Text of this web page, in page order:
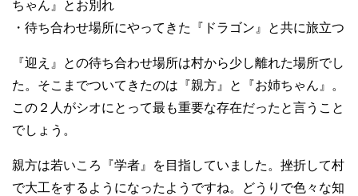
ちゃん』とお別れ
・待ち合わせ場所にやってきた『ドラゴン』と共に旅立つ
『迎え』との待ち合わせ場所は村から少し離れた場所でし
た。そこまでついてきたのは『親方』と『お姉ちゃん』。
この２人がシオにとって最も重要な存在だったと言うこと
でしょう。
親方は若いころ『学者』を目指していました。挫折して村
で大工をするようになったようですね。どうりで色々な知